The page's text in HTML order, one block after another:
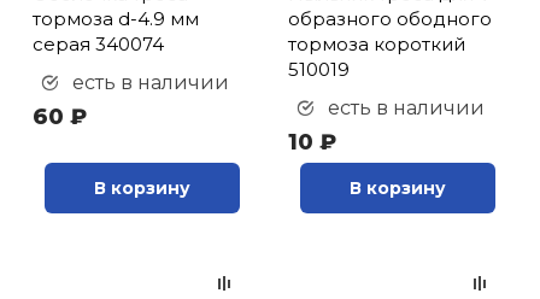
тормоза d-4.9 мм
серая 340074
есть в наличии
60 ₽
В корзину
образного ободного
тормоза короткий
510019
есть в наличии
10 ₽
В корзину